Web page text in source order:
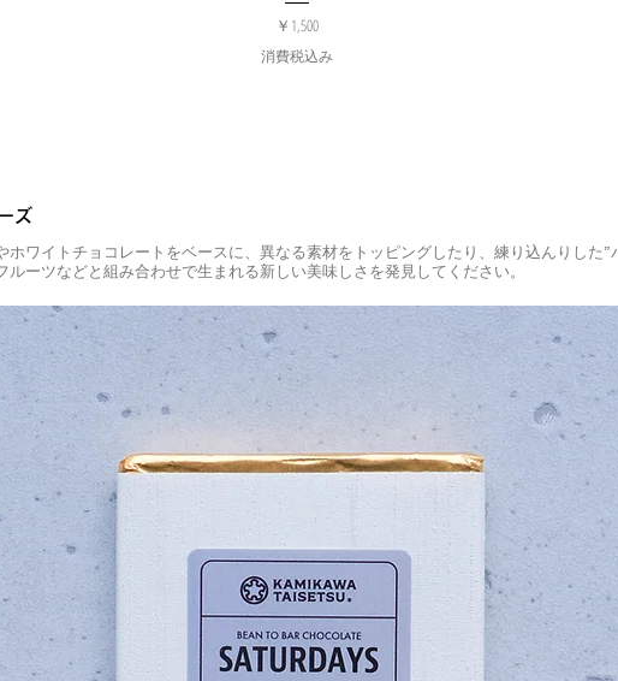
価格
￥1,500
消費税込み
ズ
ホワイトチョコレートをベースに、異なる素材をトッピングしたり、練り込んりした”
ルーツなどと組み合わせで生まれる新しい美味しさを発見してください。